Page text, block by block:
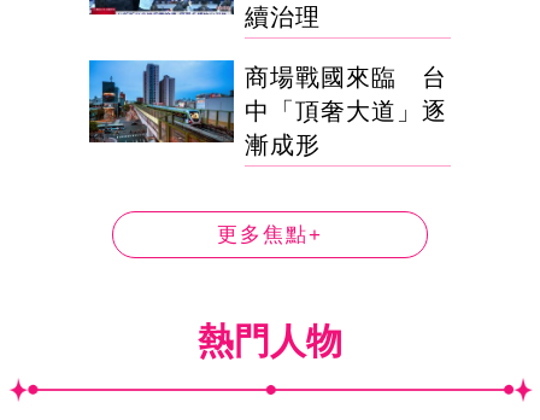
續治理
商場戰國來臨 台
中「頂奢大道」逐
漸成形
更多焦點+
熱門人物